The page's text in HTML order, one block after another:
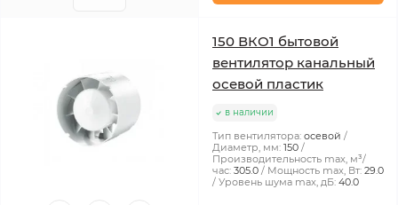
150 ВКО1 бытовой
вентилятор канальный
осевой пластик
в наличии
Тип вентилятора: осевой
Диаметр, мм: 150
Производительность max, м³/
час: 305.0 Мощность max, Вт: 29.0
Уровень шума max, дБ: 40.0